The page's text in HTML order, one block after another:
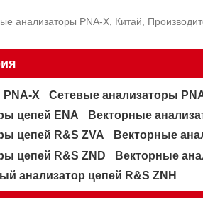
анализаторы PNA-X, Китай,
X Сетевые анализаторы
цепей ENA
Векторные
цепей R&S ZVA
Векторные
цепей R&S ZND
Векторные
анализатор цепей R&S ZNH